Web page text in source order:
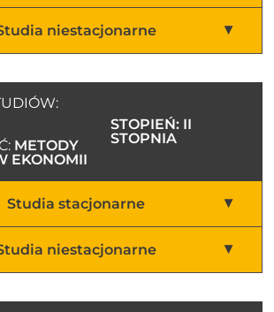
niestacjonarne
METODY
EKONOMII
STOPIEŃ: II
STOPNIA
Studia stacjonarne
niestacjonarne